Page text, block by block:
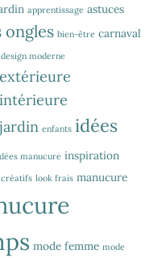
apprentissage astuces
ongles bien-être carnaval
design moderne
enfants idées
manucure inspiration
look frais manucure
mode femme mode